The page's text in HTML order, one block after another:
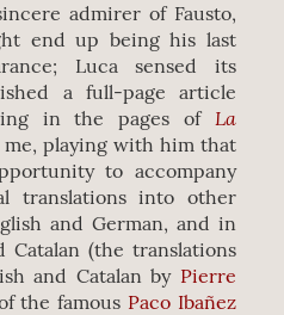
admirer of Fausto,
end up being his last
Luca sensed its
a full-page article
in the pages of La
me, playing with him that
to accompany
translations into other
and German, and in
Catalan (the translations
and Catalan by Pierre
the famous Paco Ibañez